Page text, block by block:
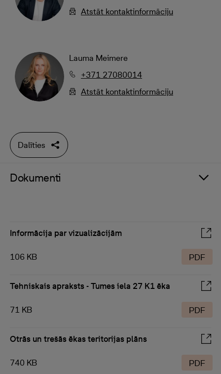
Atstāt kontaktinformāciju
Lauma Meimere
+371 27080014
Atstāt kontaktinformāciju
Dalīties
Dokumenti
Informācija par vizualizācijām
106 KB PDF
Tehniskais apraksts - Tumes iela 27 K1 ēka
71 KB PDF
Otrās un trešās ēkas teritorijas plāns
740 KB PDF